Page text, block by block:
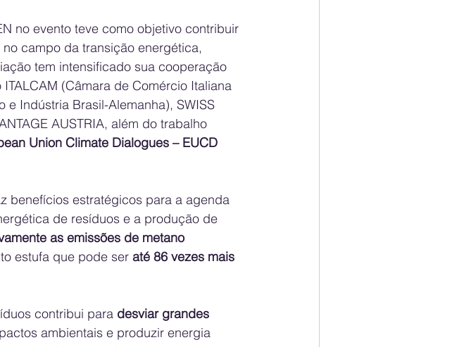
no evento teve como objetivo contribuir
campo da transição energética,
tem intensificado sua cooperação
(Câmara de Comércio Italiana
e Indústria Brasil-Alemanha), SWISS
AUSTRIA, além do trabalho
Union Climate Dialogues – EUCD
benefícios estratégicos para a agenda
de resíduos e a produção de
as emissões de metano
estufa que pode ser até 86 vezes mais
contribui para desviar grandes
ambientais e produzir energia